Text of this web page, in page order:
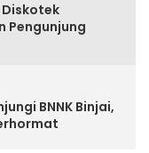
Diskotek
Pengunjung
BNNK Binjai,